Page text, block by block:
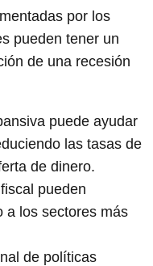
por los
pueden tener un
de una recesión
puede ayudar
las tasas de
de dinero.
pueden
a los sectores más
de políticas